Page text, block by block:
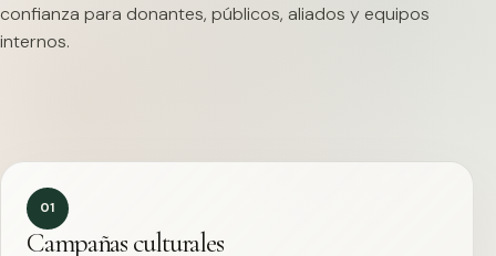
confianza para donantes, públicos, aliados y equipos
internos.
01
Campañas culturales